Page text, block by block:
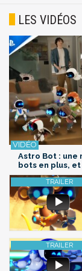
LES VIDÉOS
Astro Bot : une
bots en plus,